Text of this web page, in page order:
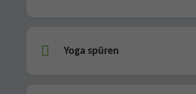
Yoga spüren